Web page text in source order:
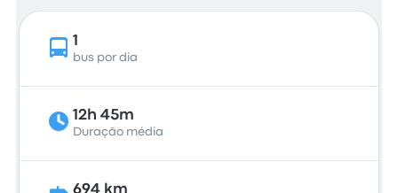
1
bus por dia
12h 45m
Duração média
694 km